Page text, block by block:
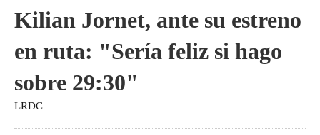
Kilian Jornet, ante su estreno
en ruta: "Sería feliz si hago
sobre 29:30"
LRDC